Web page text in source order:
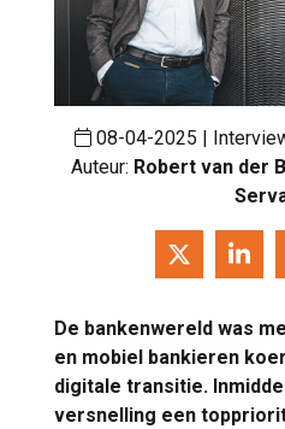
08-04-2025 |
Auteur: Robert van der
De bankenwereld was
en mobiel bankieren
digitale transitie.
versnelling een